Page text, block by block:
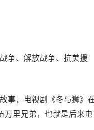
争、解放战争、抗美援
事，电视剧《冬与狮》
万里兄弟，也就是后来电